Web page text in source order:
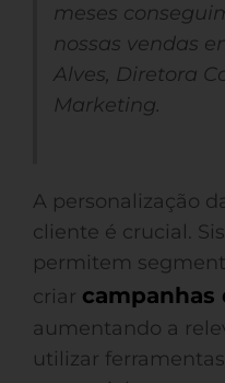
meses
nossas vendas
Alves, Diretora
Marketing.
A personalização
cliente é crucial.
permitem
criar campanhas
aumentando a
utilizar